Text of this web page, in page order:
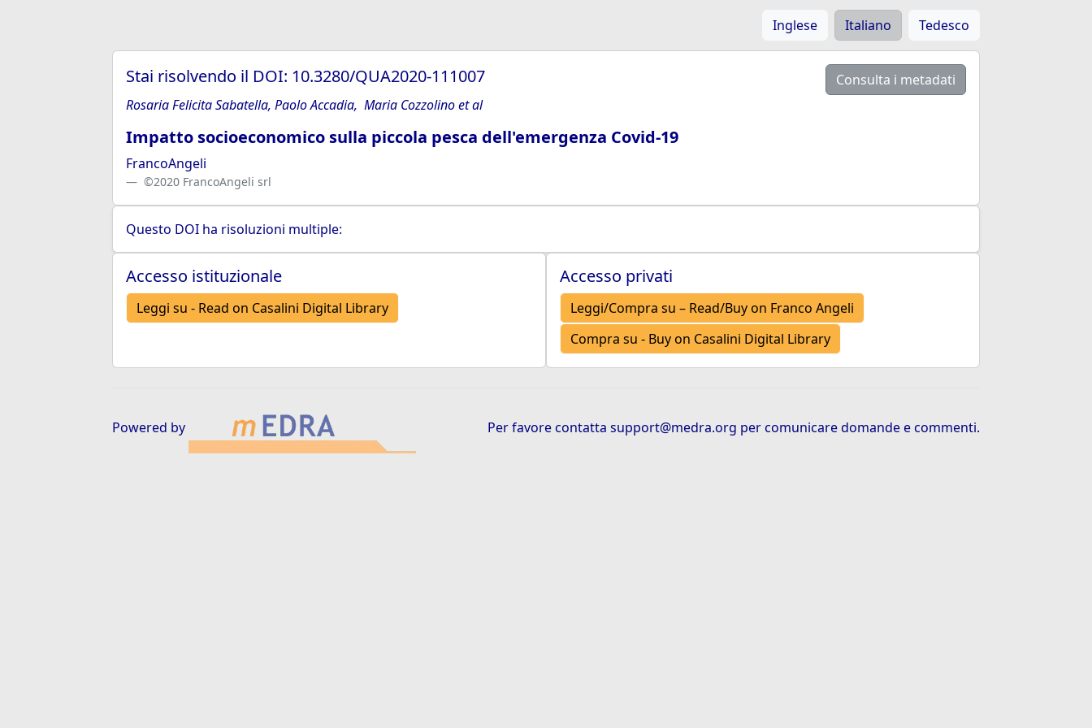
Inglese Italiano Tedesco
Stai risolvendo il DOI: 10.3280/QUA2020-111007
Consulta i metadati
Rosaria Felicita Sabatella, Paolo Accadia, Maria Cozzolino et al
Impatto socioeconomico sulla piccola pesca dell'emergenza Covid-19
FrancoAngeli
©2020 FrancoAngeli srl
Questo DOI ha risoluzioni multiple:
Accesso istituzionale
Leggi su - Read on Casalini Digital Library
Accesso privati
Leggi/Compra su – Read/Buy on Franco Angeli
Compra su - Buy on Casalini Digital Library
Powered by Per favore contatta support@medra.org per comunicare domande e commenti.